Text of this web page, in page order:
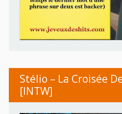
Stélio – La Croisée
[INTW]